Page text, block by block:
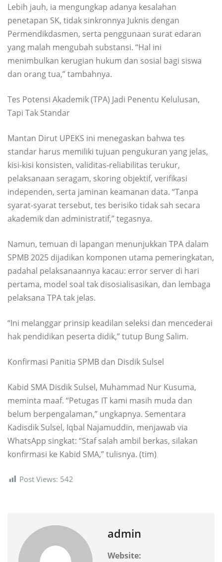
Lebih jauh, ia mengungkap adanya kesalahan
penetapan SK, tidak sinkronnya Juknis dengan
Permendikdasmen, serta penggunaan surat edaran
yang malah mengubah substansi. “Hal ini
menimbulkan kerugian hukum dan sosial bagi siswa
dan orang tua,” tambahnya.
Tes Potensi Akademik (TPA) Jadi Penentu Kelulusan,
Tapi Tak Standar
Mantan Dirut UPEKS ini menegaskan bahwa tes
standar harus memiliki tujuan pengukuran yang jelas,
kisi-kisi konsisten, validitas-reliabilitas terukur,
pelaksanaan seragam, skoring objektif, verifikasi
independen, serta jaminan keamanan data. “Tanpa
syarat-syarat tersebut, tes berisiko tidak sah secara
akademik dan administratif,” tegasnya.
Namun, temuan di lapangan menunjukkan TPA dalam
SPMB 2025 dijadikan komponen utama pemeringkatan,
padahal pelaksanaannya kacau: error server di hari
pertama, model soal tak disosialisasikan, dan lembaga
pelaksana TPA tak jelas.
“Ini melanggar prinsip keadilan seleksi dan mencederai
hak pendidikan peserta didik,” tutup Bung Salim.
Konfirmasi Panitia SPMB dan Disdik Sulsel
Kabid SMA Disdik Sulsel, Muhammad Nur Kusuma,
meminta maaf. “Petugas IT kami masih muda dan
belum berpengalaman,” ungkapnya. Sementara
Kadisdik Sulsel, Iqbal Najamuddin, menjawab via
WhatsApp singkat: “Staf salah ambil berkas, silakan
konfirmasi ke Kabid SMA,” tulisnya. (tim)
Post Views: 542
admin
Website: